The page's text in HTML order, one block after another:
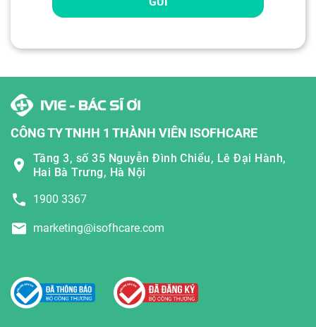
CÔNG TY TNHH 1 THÀNH VIÊN ISOFHCARE
Tầng 3, số 35 Nguyễn Đình Chiểu, Lê Đại Hành,
Hai Bà Trưng, Hà Nội
1900 3367
marketing@isofhcare.com